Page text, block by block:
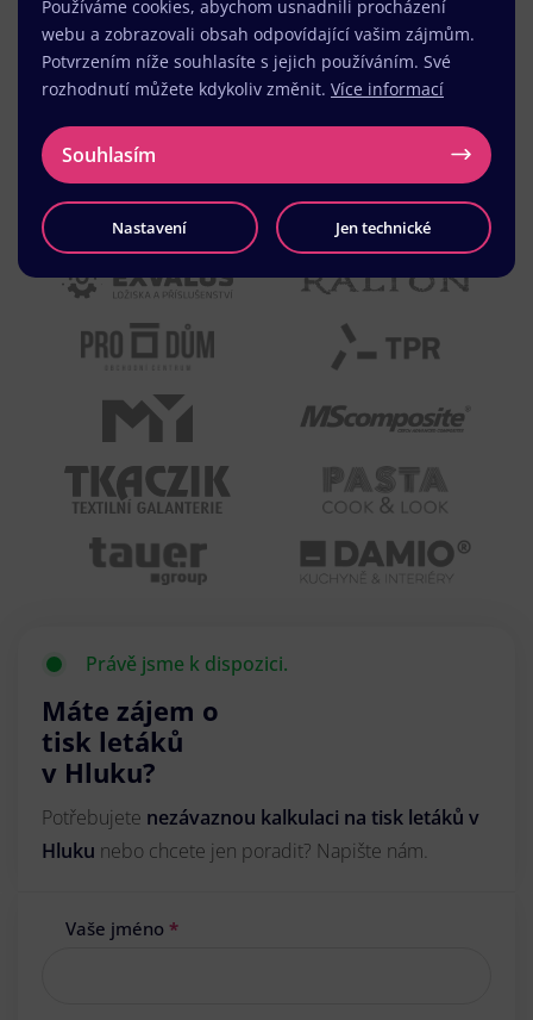
Právě jsme k dispozici.
Máte zájem o
tisk letáků
v Hluku?
Potřebujete nezávaznou kalkulaci na tisk letáků v
Hluku nebo chcete jen poradit? Napište nám.
Vaše jméno *
Používáme cookies, abychom usnadnili procházení
webu a zobrazovali obsah odpovídající vašim zájmům.
Potvrzením níže souhlasíte s jejich používáním. Své
rozhodnutí můžete kdykoliv změnit. Více informací
Souhlasím
Nastavení Jen technické